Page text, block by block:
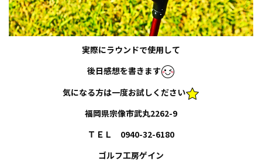
実際にラウンドで使用して
後日感想を書きます
気になる方は一度お試しください
福岡県宗像市武丸2262-9
ＴＥＬ 0940-32-6180
ゴルフ工房ゲイン